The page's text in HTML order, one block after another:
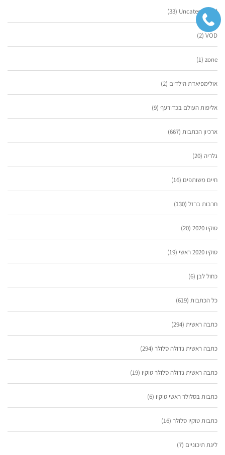
Uncategorized
(33)
VOD
(2)
zone
(1)
אולימפיאדת הילדים (2)
אליפות העולם בכדורעף (9)
ארכיון הכתבות (667)
גלריה (20)
חיים משותפים (16)
חרבות ברזל (130)
טוקיו 2020 (20)
טוקיו 2020 ראשי (19)
כחול לבן (6)
כל הכתבות (619)
כתבה ראשית (294)
כתבה ראשית גדולה סלולר (294)
כתבה ראשית גדולה סלולר טוקיו (19)
כתבות בסלולר ראשי טוקיו (6)
כתבות טוקיו סלולר (16)
ליגת תיכוניים (7)